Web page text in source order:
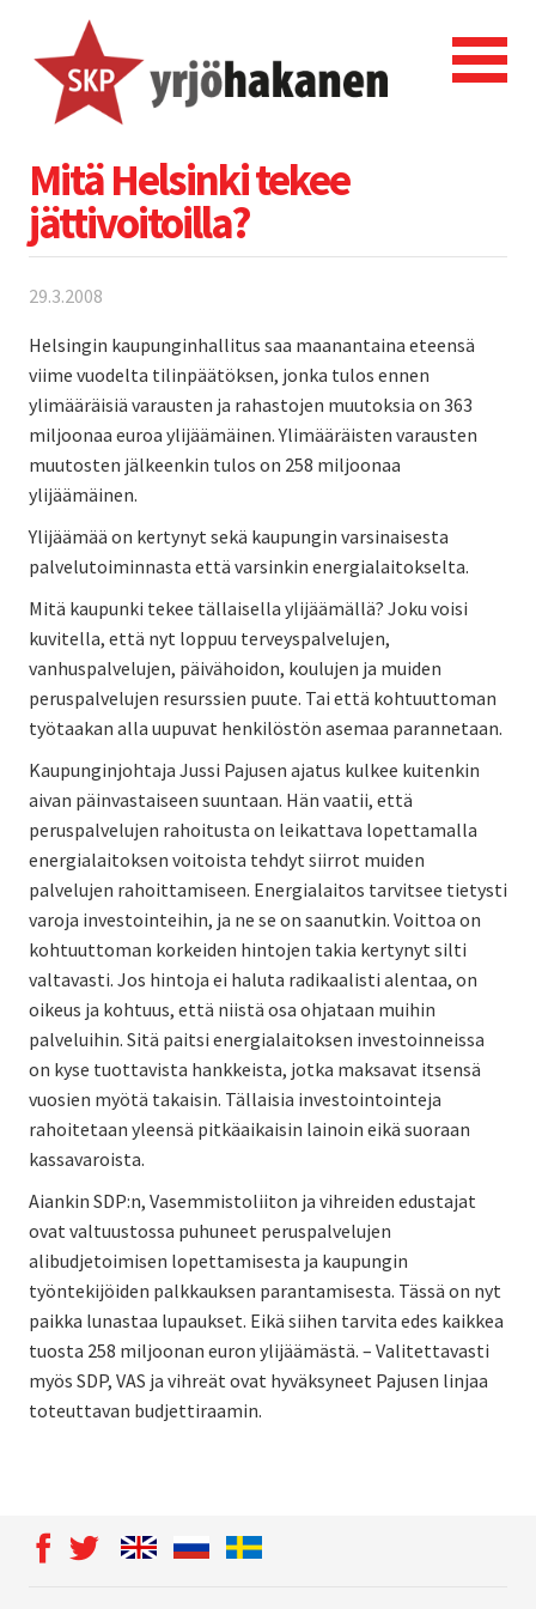
Mitä Helsinki tekee
jättivoitoilla?
29.3.2008
Helsingin kaupunginhallitus saa maanantaina eteensä
viime vuodelta tilinpäätöksen, jonka tulos ennen
ylimääräisiä varausten ja rahastojen muutoksia on 363
miljoonaa euroa ylijäämäinen. Ylimääräisten varausten
muutosten jälkeenkin tulos on 258 miljoonaa
ylijäämäinen.
Ylijäämää on kertynyt sekä kaupungin varsinaisesta
palvelutoiminnasta että varsinkin energialaitokselta.
Mitä kaupunki tekee tällaisella ylijäämällä? Joku voisi
kuvitella, että nyt loppuu terveyspalvelujen,
vanhuspalvelujen, päivähoidon, koulujen ja muiden
peruspalvelujen resurssien puute. Tai että kohtuuttoman
työtaakan alla uupuvat henkilöstön asemaa parannetaan.
Kaupunginjohtaja Jussi Pajusen ajatus kulkee kuitenkin
aivan päinvastaiseen suuntaan. Hän vaatii, että
peruspalvelujen rahoitusta on leikattava lopettamalla
energialaitoksen voitoista tehdyt siirrot muiden
palvelujen rahoittamiseen. Energialaitos tarvitsee tietysti
varoja investointeihin, ja ne se on saanutkin. Voittoa on
kohtuuttoman korkeiden hintojen takia kertynyt silti
valtavasti. Jos hintoja ei haluta radikaalisti alentaa, on
oikeus ja kohtuus, että niistä osa ohjataan muihin
palveluihin. Sitä paitsi energialaitoksen investoinneissa
on kyse tuottavista hankkeista, jotka maksavat itsensä
vuosien myötä takaisin. Tällaisia investointointeja
rahoitetaan yleensä pitkäaikaisin lainoin eikä suoraan
kassavaroista.
Aiankin SDP:n, Vasemmistoliiton ja vihreiden edustajat
ovat valtuustossa puhuneet peruspalvelujen
alibudjetoimisen lopettamisesta ja kaupungin
työntekijöiden palkkauksen parantamisesta. Tässä on nyt
paikka lunastaa lupaukset. Eikä siihen tarvita edes kaikkea
tuosta 258 miljoonan euron ylijäämästä. – Valitettavasti
myös SDP, VAS ja vihreät ovat hyväksyneet Pajusen linjaa
toteuttavan budjettiraamin.